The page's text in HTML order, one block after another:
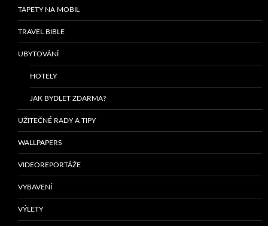
TAPETY NA MOBIL
TRAVEL BIBLE
UBYTOVÁNÍ
HOTELY
JAK BYDLET ZDARMA?
UŽITEČNÉ RADY A TIPY
WALLPAPERS
VIDEOREPORTÁŽE
VYBAVENÍ
VÝLETY